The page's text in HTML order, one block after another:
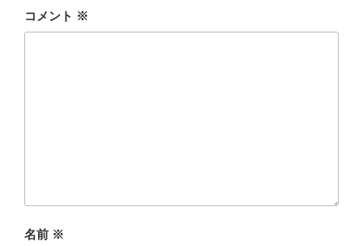
コメント ※
名前 ※